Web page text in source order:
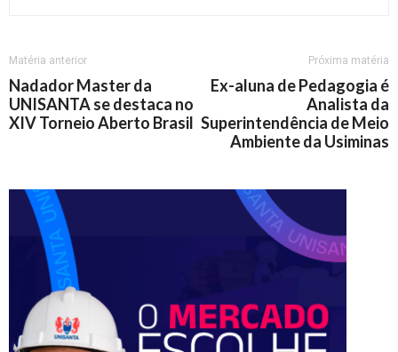
Matéria anterior
Nadador Master da
UNISANTA se destaca no
XIV Torneio Aberto Brasil
Próxima matéria
Ex-aluna de Pedagogia é
Analista da
Superintendência de Meio
Ambiente da Usiminas